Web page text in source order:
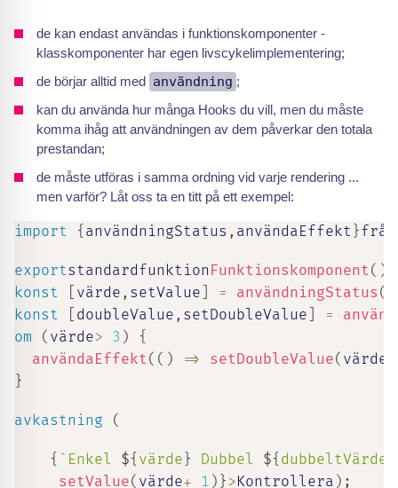
de kan endast användas i funktionskomponenter -
klasskomponenter har egen livscykelimplementering;
de börjar alltid med användning ;
kan du använda hur många Hooks du vill, men du måste
komma ihåg att användningen av dem påverkar den totala
prestandan;
de måste utföras i samma ordning vid varje rendering ...
men varför? Låt oss ta en titt på ett exempel:
import { användningStatus , användaEffekt }från
exportstandardfunktion Funktionskomponent( )
konst
värde , setValue = användningStatus(
konst
doubleValue , setDoubleValue =
om
( värde> 3 )
{
användaEffekt( ( ) => setDoubleValue( värde
}
avkastning (
{ ` Enkel ${ värde } Dubbel ${ dubbeltVärde
setValue( värde+ 1 ) }>Kontrollera ) ;